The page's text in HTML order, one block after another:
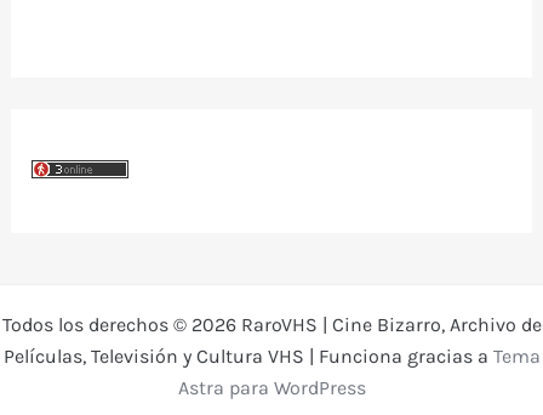
Todos los derechos © 2026 RaroVHS | Cine Bizarro, Archivo de
Películas, Televisión y Cultura VHS | Funciona gracias a Tema
Astra para WordPress